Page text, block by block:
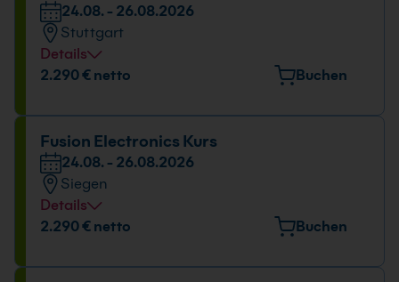
24.08. - 26.08.2026
Stuttgart
Details
Veranstaltungsort
Datum und Uhrzeit
24.08. - 26.08.2026
09:00 - 16:00 Uhr
2.290 € netto Buchen
Fusion Electronics Kurs
24.08. - 26.08.2026
Siegen
Details
Veranstaltungsort
2.290 € netto Buchen